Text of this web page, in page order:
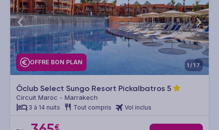
OFFRE BON PLAN 1/17
Ôclub Select Sungo Resort Pickalbatros 5
Circuit Maroc - Marrakech
3 à 14 nuits Tout compris Vol inclus
€